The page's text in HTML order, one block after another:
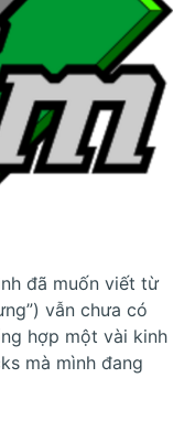
đã muốn viết từ
vẫn chưa có
hợp một vài kinh
mà mình đang